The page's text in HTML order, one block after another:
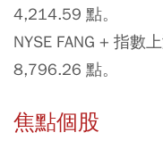
4,214.59 點。
NYSE FANG + 指數
8,796.26 點。
焦點個股